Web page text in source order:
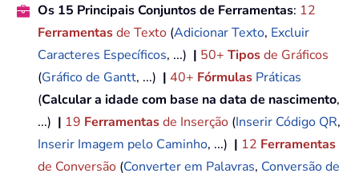
Os 15 Principais Conjuntos de Ferramentas: 12
Ferramentasde Texto (Adicionar Texto, Excluir
Caracteres Específicos, ...) | 50+ Tiposde Gráficos
(Gráfico de Gantt, ...) | 40+ Fórmulas Práticas
(Calcular a idade com base na data de nascimento,
...) | 19 Ferramentasde Inserção (Inserir Código QR,
Inserir Imagem pelo Caminho, ...) | 12 Ferramentas
de Conversão (Converter em Palavras, Conversão de